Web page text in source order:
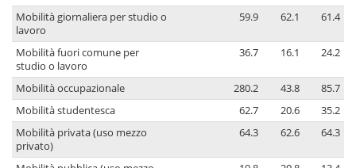
Mobilità giornaliera per studio o
lavoro
59.9 62.1 61.4
Mobilità fuori comune per
studio o lavoro
36.7 16.1 24.2
Mobilità occupazionale 280.2 43.8
85.7
Mobilità studentesca
62.7 20.6
35.2
Mobilità privata (uso mezzo
privato)
64.3 62.6 64.3